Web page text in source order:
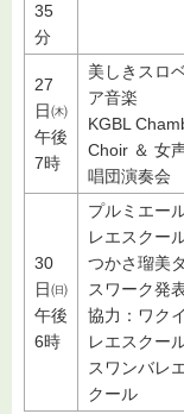
35
分
27
日㈭
午後
7時
美しきスロ
ア音楽
KGBL
Choir ＆ 女
唱団演奏会
30
日㈰
午後
6時
プルミエー
レエスクー
つかさ瑠美
スワーク発
協力：ワク
レエスクール
スワンバレ
クール